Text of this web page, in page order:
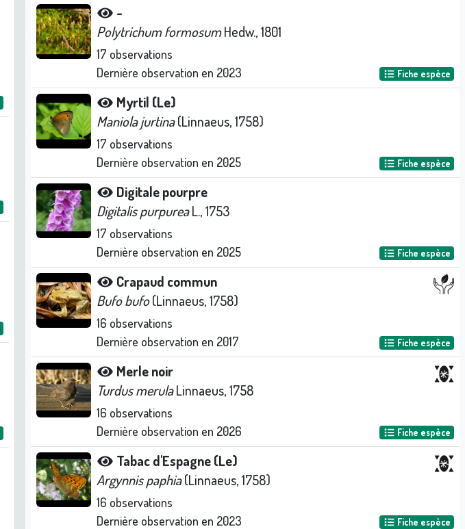
-
Polytrichum formosumHedw., 1801
17 observations
Dernière observation en 2023 Fiche espèce
Myrtil (Le)
Maniola jurtina(Linnaeus, 1758)
17 observations
Dernière observation en 2025 Fiche espèce
Digitale pourpre
Digitalis purpureaL., 1753
17 observations
Dernière observation en 2025 Fiche espèce
Crapaud commun
Bufo bufo(Linnaeus, 1758)
16 observations
Dernière observation en 2017 Fiche espèce
Merle noir
Turdus merulaLinnaeus, 1758
16 observations
Dernière observation en 2026 Fiche espèce
Tabac d'Espagne (Le)
Argynnis paphia(Linnaeus, 1758)
16 observations
Dernière observation en 2023 Fiche espèce